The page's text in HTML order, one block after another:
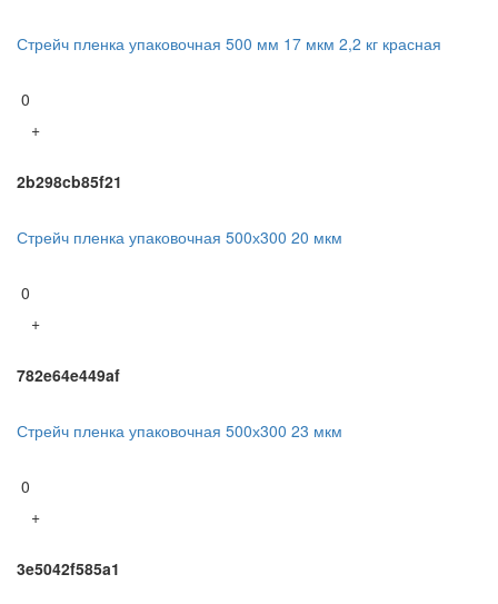
Стрейч пленка упаковочная 500 мм 17 мкм 2,2 кг красная
0
+
2b298cb85f21
Стрейч пленка упаковочная 500х300 20 мкм
0
+
782e64e449af
Стрейч пленка упаковочная 500х300 23 мкм
0
+
3e5042f585a1